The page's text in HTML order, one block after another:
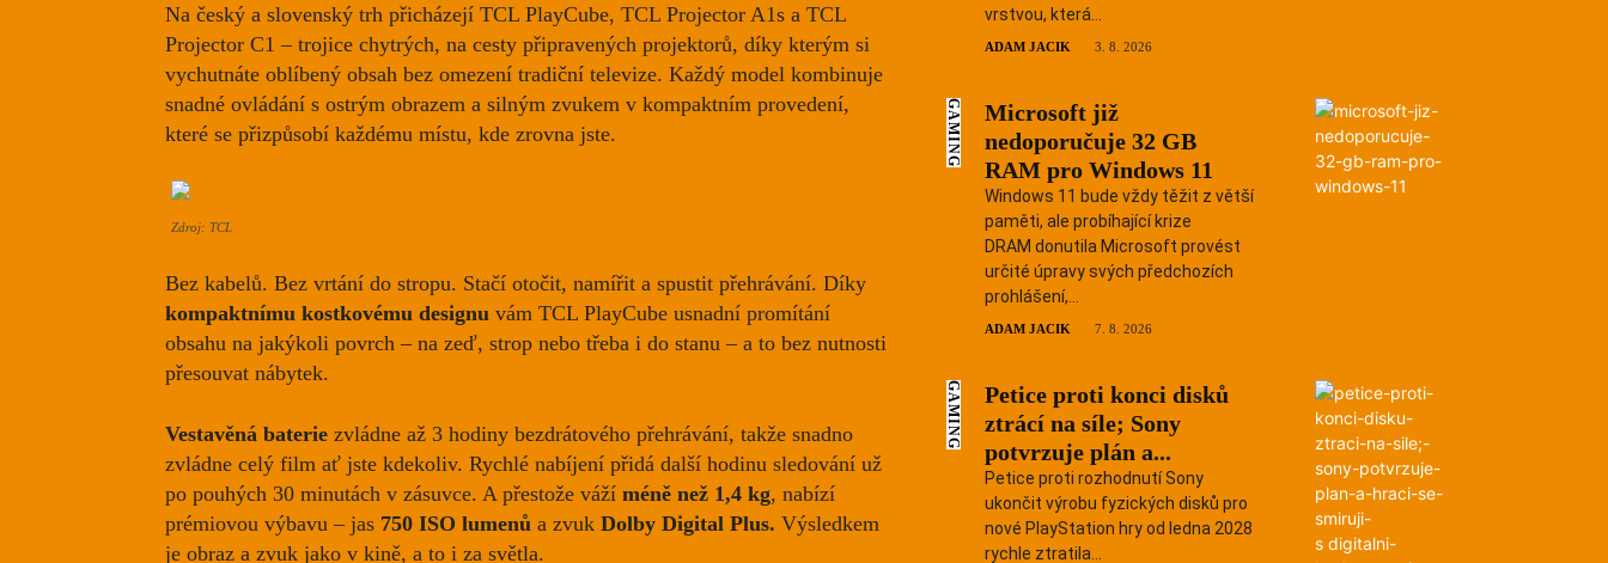
HLEDAT...
Android
Apple
Na český a slovenský trh přicházejí TCL PlayCube, TCL Projector A1s a TCL
Projector C1 – trojice chytrých, na cesty připravených projektorů, díky kterým si
vychutnáte oblíbený obsah bez omezení tradiční televize. Každý model kombinuje
snadné ovládání s ostrým obrazem a silným zvukem v kompaktním provedení,
které se přizpůsobí každému místu, kde zrovna jste.
Zdroj: TCL
Bez kabelů. Bez vrtání do stropu. Stačí otočit, namířit a spustit přehrávání. Díky
kompaktnímu kostkovému designu vám TCL PlayCube usnadní promítání
obsahu na jakýkoli povrch – na zeď, strop nebo třeba i do stanu – a to bez nutnosti
přesouvat nábytek.
Vestavěná baterie zvládne až 3 hodiny bezdrátového přehrávání, takže snadno
zvládne celý film ať jste kdekoliv. Rychlé nabíjení přidá další hodinu sledování už
po pouhých 30 minutách v zásuvce. A přestože váží méně než 1,4 kg, nabízí
prémiovou výbavu – jas 750 ISO lumenů a zvuk Dolby Digital Plus. Výsledkem
je obraz a zvuk jako v kině, a to i za světla.
vrstvou, která...
ADAM JACIK 3. 8. 2026
GAMING
Microsoft již
nedoporučuje 32 GB
RAM pro Windows 11
Windows 11 bude vždy těžit z větší
paměti, ale probíhající krize
DRAM donutila Microsoft provést
určité úpravy svých předchozích
prohlášení,...
ADAM JACIK 7. 8. 2026
GAMING
Petice proti konci disků
ztrácí na síle; Sony
potvrzuje plán a...
Petice proti rozhodnutí Sony
ukončit výrobu fyzických disků pro
nové PlayStation hry od ledna 2028
rychle ztratila...